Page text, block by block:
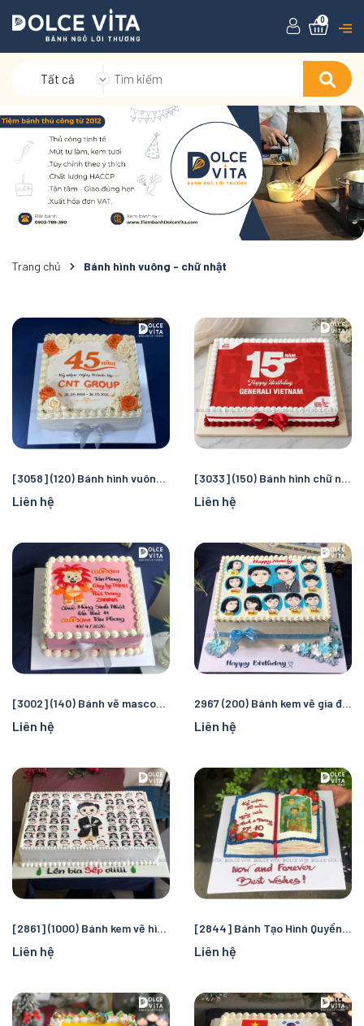
Tất cả
0
Trang chủ Bánh hình vuông - chữ nhật
[3058] (120) Bánh hình vuông trang trí hoa kem - Bánh sự kiện doanh nghiệp
Liên hệ
[3033] (150) Bánh hình chữ nhật in hình, có logo kỷ niệm ngày sinh nhật/ thành lập doanh nghiệp
Liên hệ
[3002] (140) Bánh vẽ mascot cho Dịp khai trương - ngày thành lập
Liên hệ
2967 (200) Bánh kem vẽ gia đình phong cách gia phả
Liên hệ
[2861] (1000) Bánh kem vẽ hình tập thể dành cho nhiều dịp
Liên hệ
[2844] Bánh Tạo Hình Quyển Sách – Tri Ân, Chúc Mừng & Kỷ Niệm
Liên hệ